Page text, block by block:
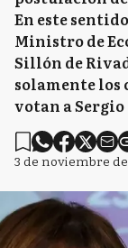
En este
Ministro de
Sillón de
solamente los
votan a Sergio
3 de noviembre de